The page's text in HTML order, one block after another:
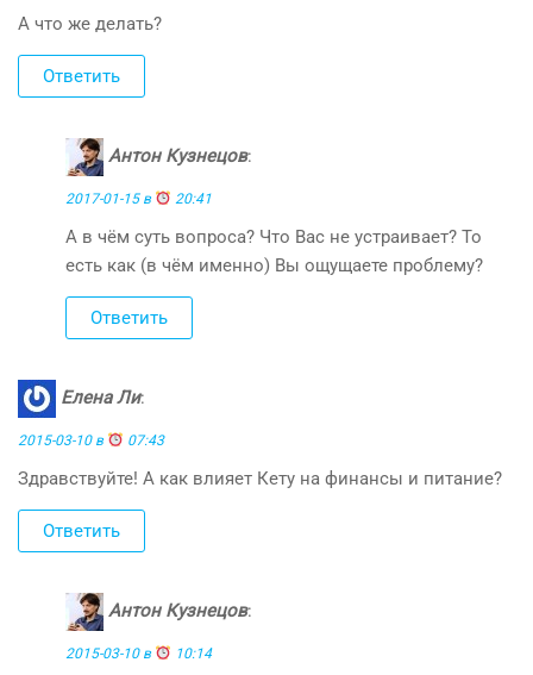
А что же делать?
Ответить
Антон Кузнецов:
2017-01-15 в 20:41
А в чём суть вопроса? Что Вас не устраивает? То
есть как (в чём именно) Вы ощущаете проблему?
Ответить
Елена Ли:
2015-03-10 в 07:43
Здравствуйте! А как влияет Кету на финансы и питание?
Ответить
Антон Кузнецов:
2015-03-10 в 10:14